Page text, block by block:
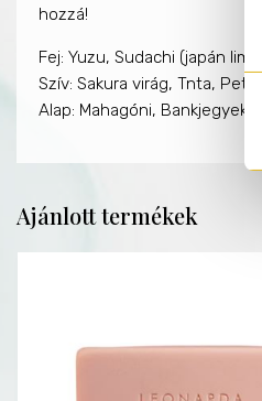
hozzá!
Fej: Yuzu, Sudachi (japán
Szív: Sakura virág, Tnta,
Alap: Mahagóni, Bankjegyek,
Ajánlott termékek